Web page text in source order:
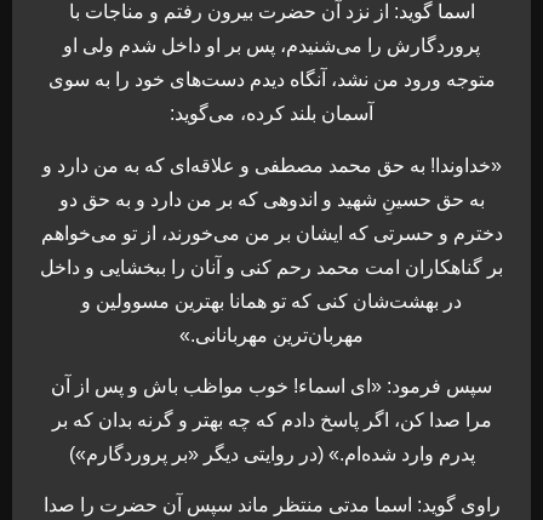
اسما گوید: از نزد آن حضرت بیرون رفتم و مناجات با
پروردگارش را می‌شنیدم، پس بر او داخل شدم ولی او
متوجه ورود من نشد، آنگاه دیدم دست‌های خود را به سوی
آسمان بلند کرده، می‌گوید:
«خداوندا! به حق محمد مصطفی و علاقه‌ای که به من دارد و
به حق حسینِ شهید و اندوهی که بر من دارد و به حق دو
دخترم و حسرتی که ایشان بر من می‌خورند، از تو می‌خواهم
بر گناهکاران امت محمد رحم کنی و آنان را ببخشایی و داخل
در بهشت‌شان کنی که تو همانا بهترین مسوولین و
مهربان‌ترین مهربانانی.»
سپس فرمود: «ای اسماء! خوب مواظب باش و پس از آن
مرا صدا کن، اگر پاسخ دادم که چه بهتر و گرنه بدان که بر
پدرم وارد شده‌ام.» (در روایتی دیگر «بر پروردگارم»)
راوی گوید: اسما مدتی منتظر ماند سپس آن حضرت را صدا